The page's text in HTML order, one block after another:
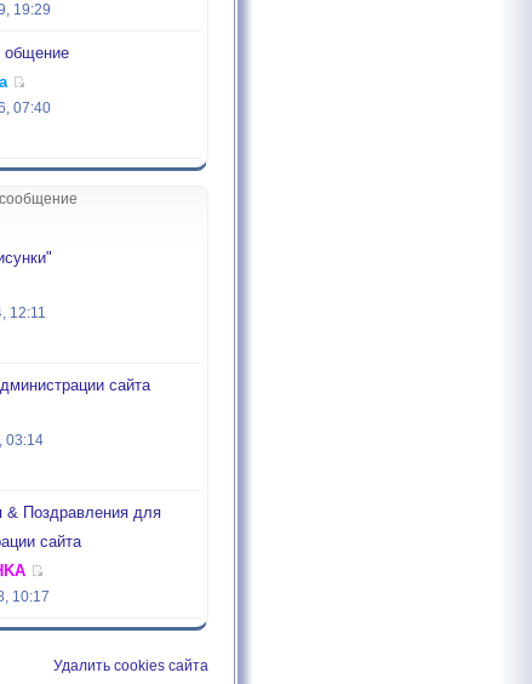
19:29
общение
07:40
12:11
сайта
03:14
& Поздравления для
сайта
10:17
Удалить cookies сайта